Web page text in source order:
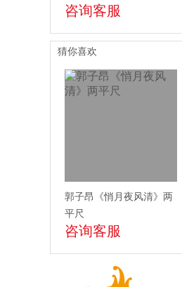
咨询客服
猜你喜欢
郭子昂《悄月夜风清》两
平尺
咨询客服